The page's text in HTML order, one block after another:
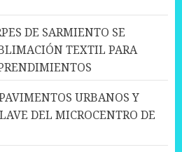
DE SARMIENTO SE
TEXTIL PARA
URBANOS Y
DEL MICROCENTRO DE